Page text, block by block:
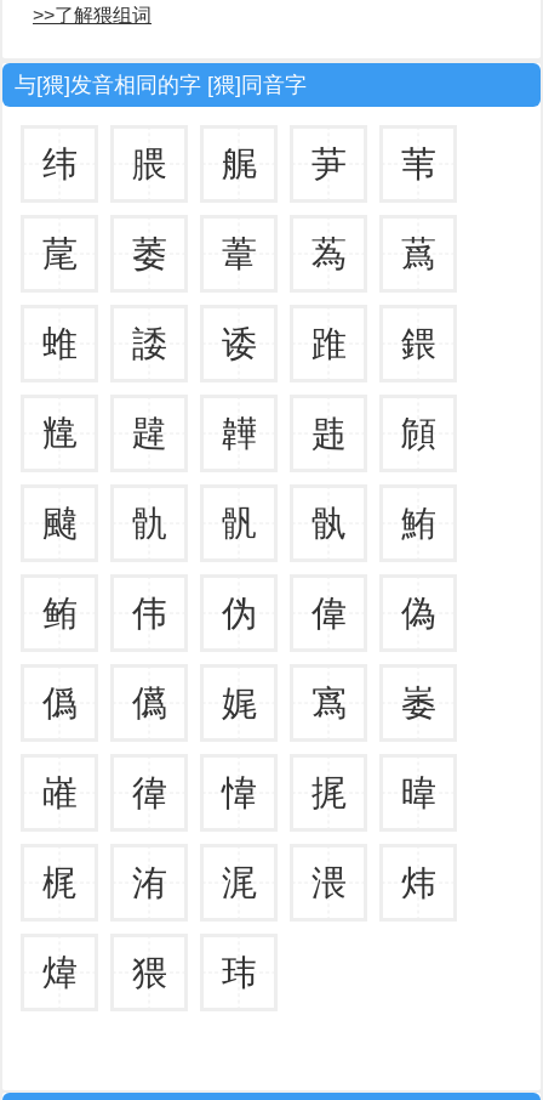
>>了解猥组词
与[猥]发音相同的字 [猥]同音字
纬 腲 艉 芛 苇
荱 萎 葦 蒍 蔿
蜼 諉 诿 踓 鍡
韑 韙 韡 韪 頠
颹 骩 骪 骫 鮪
鲔 伟 伪 偉 偽
僞 儰 娓 寪 崣
嶉 徫 愇 捤 暐
梶 洧 浘 渨 炜
煒 猥 玮